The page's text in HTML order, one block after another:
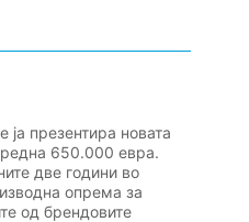
презентира новата
650.000 eвра.
две години во
опрема за
од брендовите